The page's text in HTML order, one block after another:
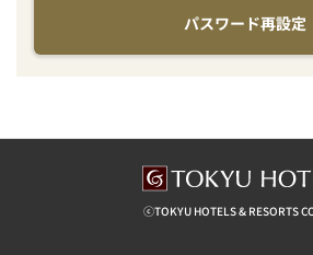
パスワード再設定
ⓒTOKYU HOTELS & RESORTS